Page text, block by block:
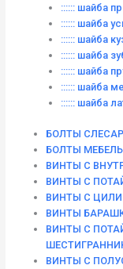
:::::: шайба
:::::: шайба
:::::: шайба
:::::: шайба
:::::: шайба
:::::: шайба
:::::: шайба
БОЛТЫ
БОЛТЫ
ВИНТЫ С
ВИНТЫ С
ВИНТЫ С
ВИНТЫ
ВИНТЫ С
ВИНТЫ С